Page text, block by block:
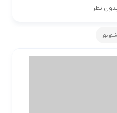
بدون نظر
شهریور